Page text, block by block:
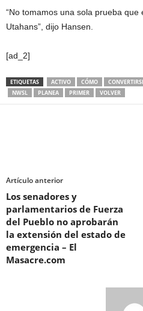
“No tomamos una sola prueba
Utahans”, dijo Hansen.
[ad_2]
ETIQUETAS ACTIVO CÓMO
NWSL
PLANEA PRIMER VOLVER
Artículo anterior
Los senadores y
parlamentarios de Fuerza
del Pueblo no aprobarán
la extensión del estado de
emergencia – El
Masacre.com